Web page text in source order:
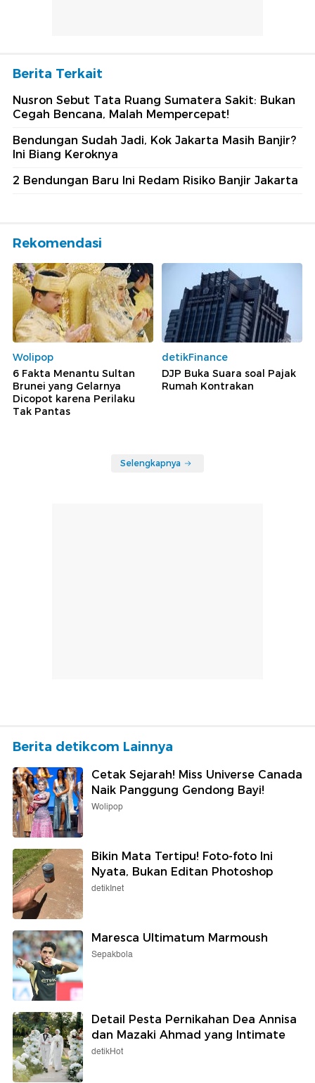
Berita Terkait
Nusron Sebut Tata Ruang Sumatera Sakit: Bukan
Cegah Bencana, Malah Mempercepat!
Bendungan Sudah Jadi, Kok Jakarta Masih Banjir?
Ini Biang Keroknya
2 Bendungan Baru Ini Redam Risiko Banjir Jakarta
Rekomendasi
Wolipop
6 Fakta Menantu Sultan
Brunei yang Gelarnya
Dicopot karena Perilaku
Tak Pantas
detikFinance
DJP Buka Suara soal Pajak
Rumah Kontrakan
Selengkapnya
Berita detikcom Lainnya
Cetak Sejarah! Miss Universe Canada
Naik Panggung Gendong Bayi!
Wolipop
Bikin Mata Tertipu! Foto-foto Ini
Nyata, Bukan Editan Photoshop
detikInet
Maresca Ultimatum Marmoush
Sepakbola
Detail Pesta Pernikahan Dea Annisa
dan Mazaki Ahmad yang Intimate
detikHot